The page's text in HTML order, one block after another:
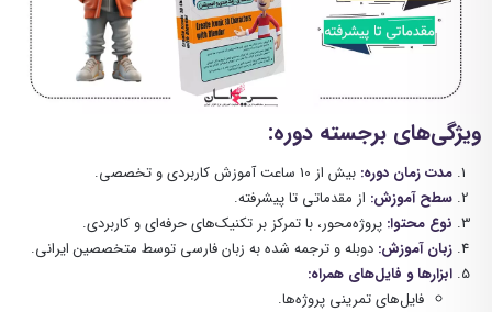
ویژگی‌های برجسته دوره:
مدت زمان دوره: بیش از 10 ساعت آموزش کاربردی و تخصصی.
سطح آموزش: از مقدماتی تا پیشرفته.
نوع محتوا: پروژه‌محور، با تمرکز بر تکنیک‌های حرفه‌ای و کاربردی.
زبان آموزش: دوبله و ترجمه شده به زبان فارسی توسط متخصصین ایرانی.
ابزارها و فایل‌های همراه:
فایل‌های تمرینی پروژه‌ها.